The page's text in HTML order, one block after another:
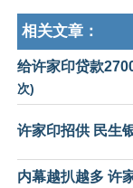
相关文章：
给许家印贷款
次)
许家印招供 民生
内幕越扒越多 许